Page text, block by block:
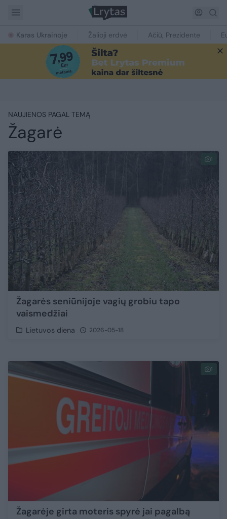
Karas Ukrainoje Žalioji erdvė Ačiū, Prezidente
NAUJIENOS PAGAL TEMĄ
Žagarė
1
Žagarės seniūnijoje vagių grobiu tapo
vaismedžiai
Lietuvos diena 2026-05-18
1
Žagarėje girta moteris spyrė jai pagalbą